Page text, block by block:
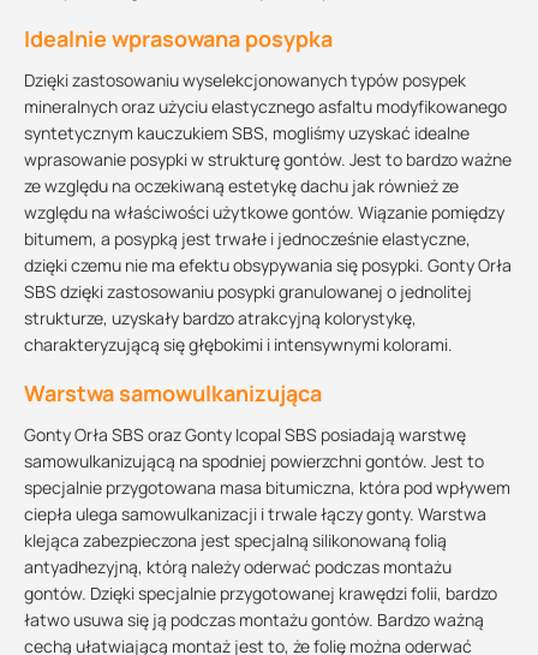
Idealnie wprasowana posypka
Dzięki zastosowaniu wyselekcjonowanych typów posypek
mineralnych oraz użyciu elastycznego asfaltu modyfikowanego
syntetycznym kauczukiem SBS, mogliśmy uzyskać idealne
wprasowanie posypki w strukturę gontów. Jest to bardzo ważne
ze względu na oczekiwaną estetykę dachu jak również ze
względu na właściwości użytkowe gontów. Wiązanie pomiędzy
bitumem, a posypką jest trwałe i jednocześnie elastyczne,
dzięki czemu nie ma efektu obsypywania się posypki. Gonty Orła
SBS dzięki zastosowaniu posypki granulowanej o jednolitej
strukturze, uzyskały bardzo atrakcyjną kolorystykę,
charakteryzującą się głębokimi i intensywnymi kolorami.
Warstwa samowulkanizująca
Gonty Orła SBS oraz Gonty Icopal SBS posiadają warstwę
samowulkanizującą na spodniej powierzchni gontów. Jest to
specjalnie przygotowana masa bitumiczna, która pod wpływem
ciepła ulega samowulkanizacji i trwale łączy gonty. Warstwa
klejąca zabezpieczona jest specjalną silikonowaną folią
antyadhezyjną, którą należy oderwać podczas montażu
gontów. Dzięki specjalnie przygotowanej krawędzi folii, bardzo
łatwo usuwa się ją podczas montażu gontów. Bardzo ważną
cechą ułatwiającą montaż jest to, że folię można oderwać